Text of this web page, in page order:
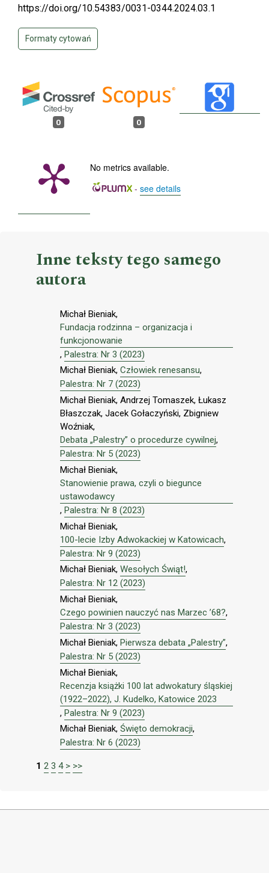
https://doi.org/10.54383/0031-0344.2024.03.1
Formaty cytowań
0 0
No metrics available.
- see details
Inne teksty tego samego
autora
Michał Bieniak,
Fundacja rodzinna – organizacja i
funkcjonowanie
, Palestra: Nr 3 (2023)
Michał Bieniak, Człowiek renesansu,
Palestra: Nr 7 (2023)
Michał Bieniak, Andrzej Tomaszek, Łukasz
Błaszczak, Jacek Gołaczyński, Zbigniew
Woźniak,
Debata „Palestry” o procedurze cywilnej,
Palestra: Nr 5 (2023)
Michał Bieniak,
Stanowienie prawa, czyli o biegunce
ustawodawcy
, Palestra: Nr 8 (2023)
Michał Bieniak,
100-lecie Izby Adwokackiej w Katowicach,
Palestra: Nr 9 (2023)
Michał Bieniak, Wesołych Świąt!,
Palestra: Nr 12 (2023)
Michał Bieniak,
Czego powinien nauczyć nas Marzec ’68?,
Palestra: Nr 3 (2023)
Michał Bieniak, Pierwsza debata „Palestry”,
Palestra: Nr 5 (2023)
Michał Bieniak,
Recenzja książki 100 lat adwokatury śląskiej
(1922–2022), J. Kudelko, Katowice 2023
, Palestra: Nr 9 (2023)
Michał Bieniak, Święto demokracji,
Palestra: Nr 6 (2023)
1 2 3 4 > >>